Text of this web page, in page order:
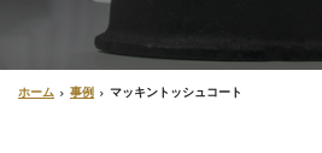
ホーム 事例 マッキントッシュコート